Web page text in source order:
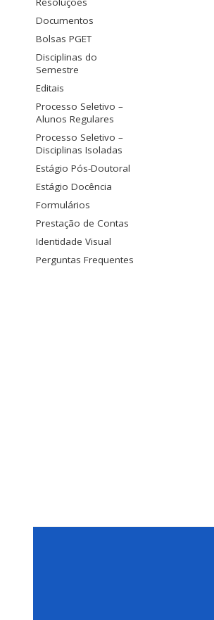
Documentos
Bolsas PGET
Disciplinas do
Semestre
Editais
Processo Seletivo –
Alunos Regulares
Processo Seletivo –
Disciplinas Isoladas
Estágio Pós-Doutoral
Estágio Docência
Formulários
Prestação de Contas
Identidade Visual
Perguntas Frequentes